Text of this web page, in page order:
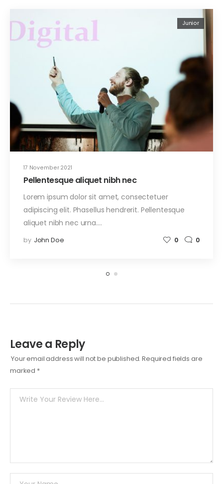
17 November 2021
Junior
Pellentesque aliquet nibh nec
Lorem ipsum dolor sit amet, consectetuer
adipiscing elit. Phasellus hendrerit. Pellentesque
aliquet nibh nec urna.…
by John Doe 0 0
Leave a Reply
Your email address will not be published. Required fields are
marked *